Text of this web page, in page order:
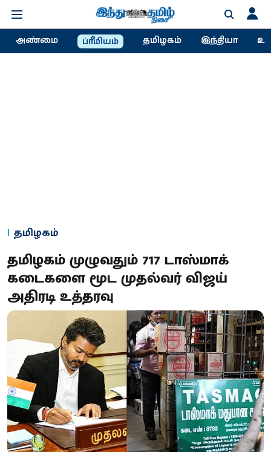
அண்மை ப்ரீமியம் தமிழகம் இந்தியா
தமிழகம்
தமிழகம் முழுவதும் 717 டாஸ்மாக்
கடைகளை மூட முதல்வர் விஜய்
அதிரடி உத்தரவு